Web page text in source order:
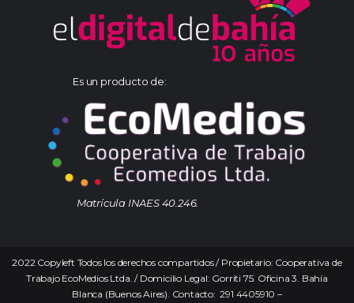
Es un producto de:
Matrícula INAES 40.246.
2022 Copyleft Todos los derechos compartidos / Propietario: Cooperativa de
Trabajo EcoMedios Ltda. / Domicilio Legal: Gorriti 75. Oficina 3. Bahía
Blanca (Buenos Aires). Contacto: 291 4405910 –